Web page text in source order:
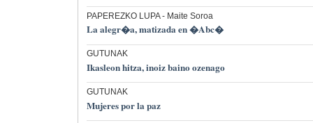
PAPEREZKO LUPA- Maite Soroa
La alegr�a, matizada en �Abc�
GUTUNAK
Ikasleon hitza, inoiz baino ozenago
GUTUNAK
Mujeres por la paz